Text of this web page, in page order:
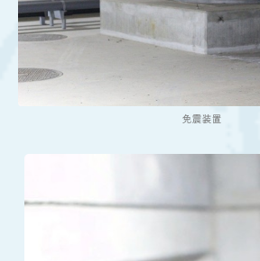
免震装置